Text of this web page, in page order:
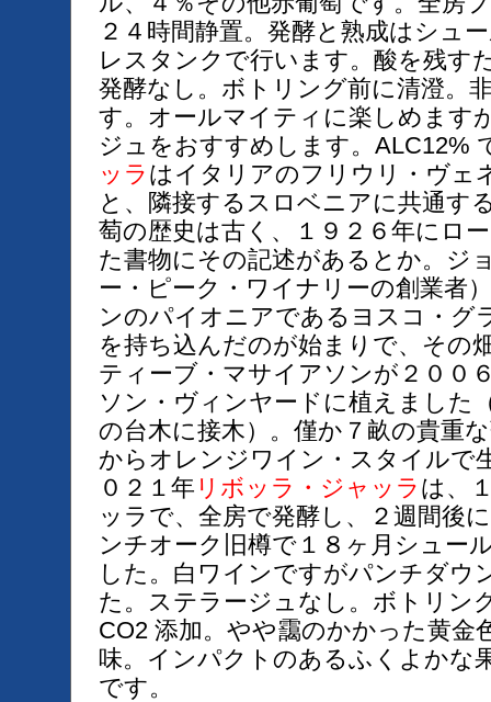
２４時間静置。発酵と熟成はシュ
レスタンクで行います。酸を残す
発酵なし。ボトリング前に清澄。
す。オールマイティに楽しめます
ジュをおすすめします。ALC12%
ッラ はイタリアのフリウリ・ヴェ
と、隣接するスロベニアに共通す
萄の歴史は古く、１９２６年にロ
た書物にその記述があるとか。ジ
ー・ピーク・ワイナリーの創業者
ンのパイオニアであるヨスコ・グ
を持ち込んだのが始まりで、その
ティーブ・マサイアソンが２００
ソン・ヴィンヤードに植えました
の台木に接木）。僅か７畝の貴重
からオレンジワイン・スタイルで
０２１年 リボッラ・ジャッラ は、
ッラで、全房で発酵し、２週間後
ンチオーク旧樽で１８ヶ月シュー
した。白ワインですがパンチダウ
た。ステラージュなし。ボトリン
CO2 添加。やや靄のかかった黄金
味。インパクトのあるふくよかな
です。